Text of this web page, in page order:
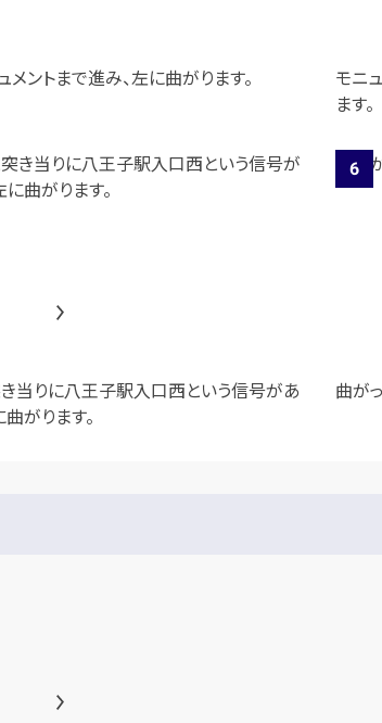
ントまで進み、左に曲がります。
モニ
ます。
当りに八王子駅入口西という信号があ
がります。
曲が